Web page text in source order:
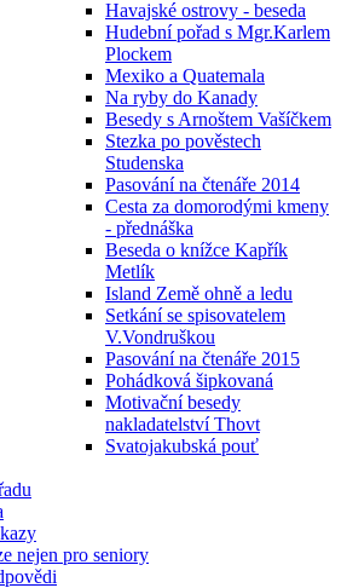
Havajské ostrovy - beseda
Hudební pořad s Mgr.Karlem
Plockem
Mexiko a Quatemala
Na ryby do Kanady
Besedy s Arnoštem Vašíčkem
Stezka po pověstech
Studenska
Pasování na čtenáře 2014
Cesta za domorodými kmeny
- přednáška
Beseda o knížce Kapřík
Metlík
Island Země ohně a ledu
Setkání se spisovatelem
V.Vondruškou
Pasování na čtenáře 2015
Pohádková šipkovaná
Motivační besedy
nakladatelství Thovt
Svatojakubská pouť
nejen pro seniory